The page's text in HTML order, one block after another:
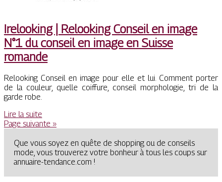
Irelooking | Relooking Conseil en image
N°1 du conseil en image en Suisse
romande
Relooking Conseil en image pour elle et lui. Comment porter
de la couleur, quelle coiffure, conseil morphologie, tri de la
garde robe.
Lire la suite
Page suivante »
Que vous soyez en quête de shopping ou de conseils
mode, vous trouverez votre bonheur à tous les coups sur
annuaire-tendance.com !